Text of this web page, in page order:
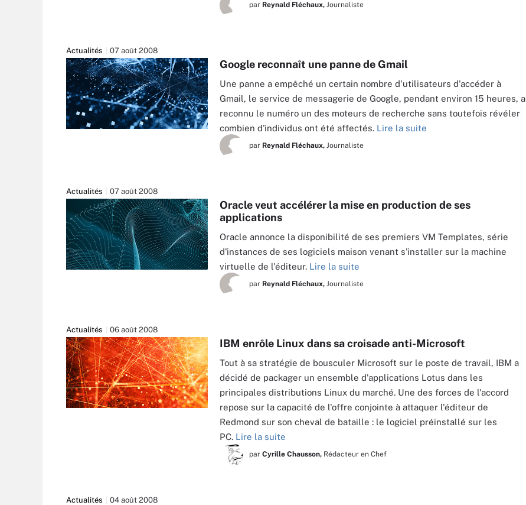
par Reynald Fléchaux, Journaliste
Actualités 07 août 2008
Google reconnaît une panne de Gmail
Une panne a empêché un certain nombre d'utilisateurs d'accéder à
Gmail, le service de messagerie de Google, pendant environ 15 heures, a
reconnu le numéro un des moteurs de recherche sans toutefois révéler
combien d'individus ont été affectés. Lire la suite
par Reynald Fléchaux, Journaliste
Actualités 07 août 2008
Oracle veut accélérer la mise en production de ses
applications
Oracle annonce la disponibilité de ses premiers VM Templates, série
d'instances de ses logiciels maison venant s'installer sur la machine
virtuelle de l'éditeur. Lire la suite
par Reynald Fléchaux, Journaliste
Actualités 06 août 2008
IBM enrôle Linux dans sa croisade anti-Microsoft
Tout à sa stratégie de bousculer Microsoft sur le poste de travail, IBM a
décidé de packager un ensemble d'applications Lotus dans les
principales distributions Linux du marché. Une des forces de l'accord
repose sur la capacité de l'offre conjointe à attaquer l'éditeur de
Redmond sur son cheval de bataille : le logiciel préinstallé sur les
PC. Lire la suite
par Cyrille Chausson, Rédacteur en Chef
Actualités 04 août 2008